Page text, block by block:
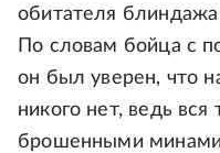
обитателя
По словам бойца с
он был уверен, что
никого нет, ведь вся
брошенными